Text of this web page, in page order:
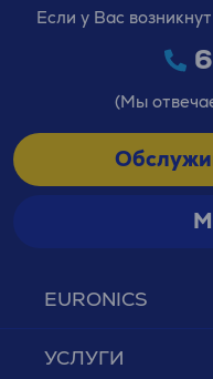
EURONICS
УСЛУГИ
Если у Вас
(Мы